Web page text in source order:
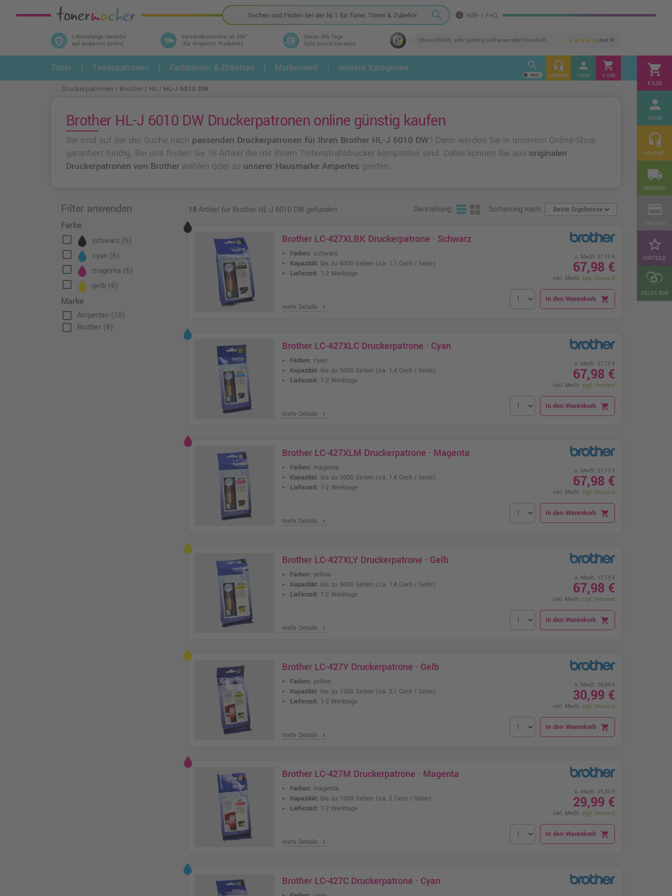
search info Hilfe / FAQ
Lebenslange Garantie
auf Ampertec Artikel
Versandkostenfrei ab 35€¹
(für Ampertec Produkte)
Ganze 365 Tage
Geld-zurück-Garantie
Übersichtlich, sehr günstig und anwenderfreundlich star star star star star Uwe W.
shopping_cart
€ 0,00
person
LOGIN
headset_mic
KONTAKT
local_shipping
VERSAND
star_border
VORTEILE
RELIFE BOX
In 3 einfachen Schritten ihr Druckermodell
und alle dazu passenden Artikel finden ➤ 1. 2.
Toner Tintenpatronen Farbbänder & Etiketten Markenwelt weitere Kategorien search headset_mic
KONTAKT
person
LOGIN
shopping_cart
€ 0,00
Druckerpatronen Brother HL HL-J 6010 DW
Brother HL-J 6010 DW Druckerpatronen online günstig kaufen
Sie sind auf der der Suche nach passenden Druckerpatronen für Ihren Brother HL-J 6010 DW? Dann werden Sie in unserem Online-Shop
garantiert fündig. Bei uns finden Sie 18 Artikel die mit Ihrem Tintenstrahldrucker kompatibel sind. Dabei können Sie aus originalen
Druckerpatronen von Brother wählen oder zu unserer Hausmarke Ampertec greifen.
Filter anwenden
Farbe
check_box_outline_blank schwarz (6)
check_box_outline_blank cyan (6)
check_box_outline_blank magenta (6)
check_box_outline_blank gelb (6)
Marke
check_box_outline_blank Ampertec (10)
check_box_outline_blank Brother (8)
18Artikel für Brother HL-J 6010 DW gefunden Darstellung: Sortierung nach:
Brother LC-427XLBK Druckerpatrone · Schwarz
Farben: schwarz
Kapazität: bis zu 6000 Seiten (ca. 1,1 Cent / Seite)
Lieferzeit: 1-2 Werktage
mehr Details chevron_right
o. MwSt. 57,13 €
67,98 €
inkl. MwSt. zzgl. Versand
In den Warenkorb shopping_cart
Brother LC-427XLC Druckerpatrone · Cyan
Farben: cyan
Kapazität: bis zu 5000 Seiten (ca. 1,4 Cent / Seite)
Lieferzeit: 1-2 Werktage
mehr Details chevron_right
o. MwSt. 57,13 €
67,98 €
inkl. MwSt. zzgl. Versand
In den Warenkorb shopping_cart
Brother LC-427XLM Druckerpatrone · Magenta
Farben: magenta
Kapazität: bis zu 5000 Seiten (ca. 1,4 Cent / Seite)
Lieferzeit: 1-2 Werktage
mehr Details chevron_right
o. MwSt. 57,13 €
67,98 €
inkl. MwSt. zzgl. Versand
In den Warenkorb shopping_cart
Brother LC-427XLY Druckerpatrone · Gelb
Farben: yellow
Kapazität: bis zu 5000 Seiten (ca. 1,4 Cent / Seite)
Lieferzeit: 1-2 Werktage
mehr Details chevron_right
o. MwSt. 57,13 €
67,98 €
inkl. MwSt. zzgl. Versand
In den Warenkorb shopping_cart
Brother LC-427Y Druckerpatrone · Gelb
Farben: yellow
Kapazität: bis zu 1500 Seiten (ca. 2,1 Cent / Seite)
Lieferzeit: 1-2 Werktage
mehr Details chevron_right
o. MwSt. 26,04 €
30,99 €
inkl. MwSt. zzgl. Versand
In den Warenkorb shopping_cart
Brother LC-427M Druckerpatrone · Magenta
Farben: magenta
Kapazität: bis zu 1500 Seiten (ca. 2 Cent / Seite)
Lieferzeit: 1-2 Werktage
mehr Details chevron_right
o. MwSt. 25,20 €
29,99 €
inkl. MwSt. zzgl. Versand
In den Warenkorb shopping_cart
Brother LC-427C Druckerpatrone · Cyan